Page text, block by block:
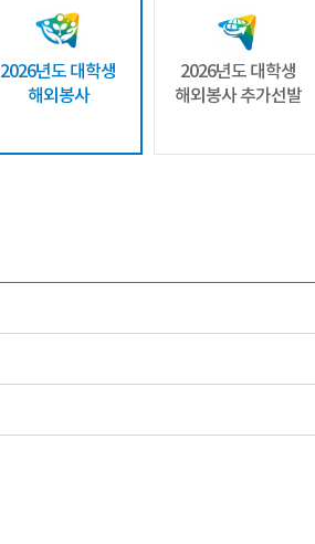
2026년도 대학생
해외봉사
2026년도 대학생
해외봉사 추가선발